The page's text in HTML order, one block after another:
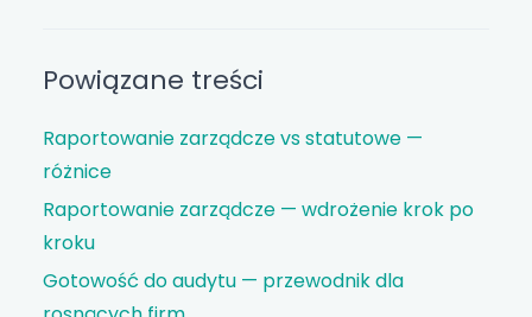
Powiązane treści
Raportowanie zarządcze vs statutowe —
różnice
Raportowanie zarządcze — wdrożenie krok po
kroku
Gotowość do audytu — przewodnik dla